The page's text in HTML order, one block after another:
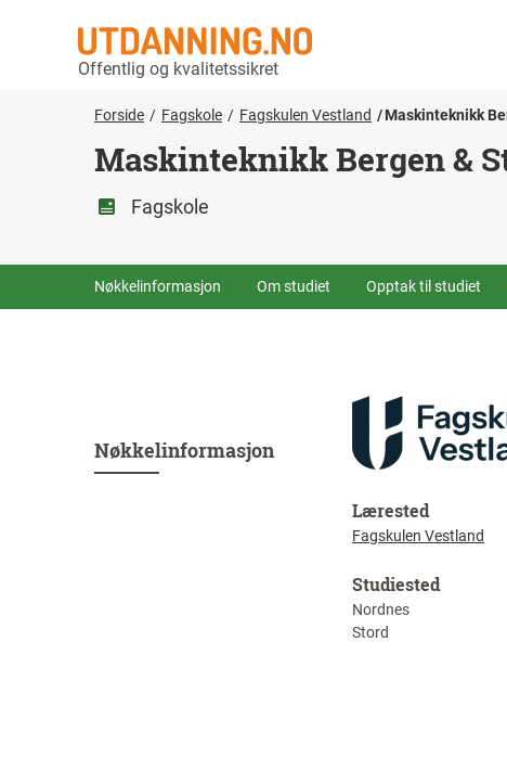
Offentlig og kvalitetssikret
Forside Fagskole Fagskulen Vestland Maskinteknikk
Maskinteknikk Bergen &
Fagskole
Nøkkelinformasjon Om studiet Opptak til studiet
Nøkkelinformasjon
Lærested
Fagskulen Vestland
Studiested
Nordnes
Stord